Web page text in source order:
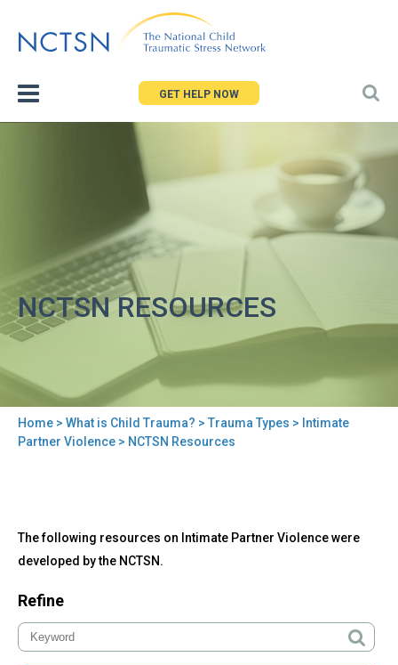
to
GET HELP NOW
NCTSN RESOURCES
You
Home > What is Child Trauma? > Trauma Types > Intimate
Partner Violence > NCTSN Resources
to
top
NCTSN
Resources
The following resources on Intimate Partner Violence were
developed by the NCTSN.
Refine